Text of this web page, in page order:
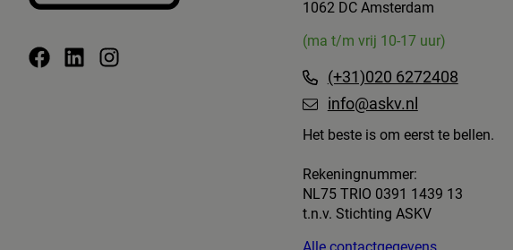
1062 DC Amsterdam
(ma t/m vrij 10-17 uur)
(+31)020 6272408
info@askv.nl
Het beste is om eerst te bellen.
Rekeningnummer:
NL75 TRIO 0391 1439 13
t.n.v. Stichting ASKV